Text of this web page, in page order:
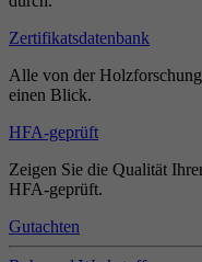
Zertifikatsdatenbank
Alle von der
einen Blick.
HFA-geprüft
Zeigen Sie die Qualität
HFA-geprüft.
Gutachten